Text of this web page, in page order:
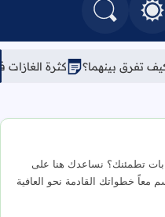
المرجعية
التغيير بين الوضع النهاري والداكن
البحث في المدونة
كثرة الغازات في البطن
تطمئنك؟ نساعدك هنا على
خطواتك القادمة نحو العافية